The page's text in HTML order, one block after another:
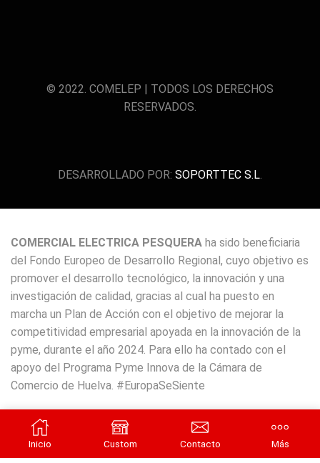
© 2022. COMELEP | TODOS LOS DERECHOS
RESERVADOS.
DESARROLLADO POR: SOPORTTEC S.L.
COMERCIAL ELECTRICA PESQUERA ha sido beneficiaria
del Fondo Europeo de Desarrollo Regional, cuyo objetivo es
promover el desarrollo tecnológico, la innovación y una
investigación de calidad, gracias al cual ha puesto en
marcha un Plan de Acción con el objetivo de mejorar la
competitividad empresarial apoyada en la innovación de la
pyme, durante el año 2024. Para ello ha contado con el
apoyo del Programa Pyme Innova de la Cámara de
Comercio de Huelva. #EuropaSeSiente
Inicio Custom Contacto Más